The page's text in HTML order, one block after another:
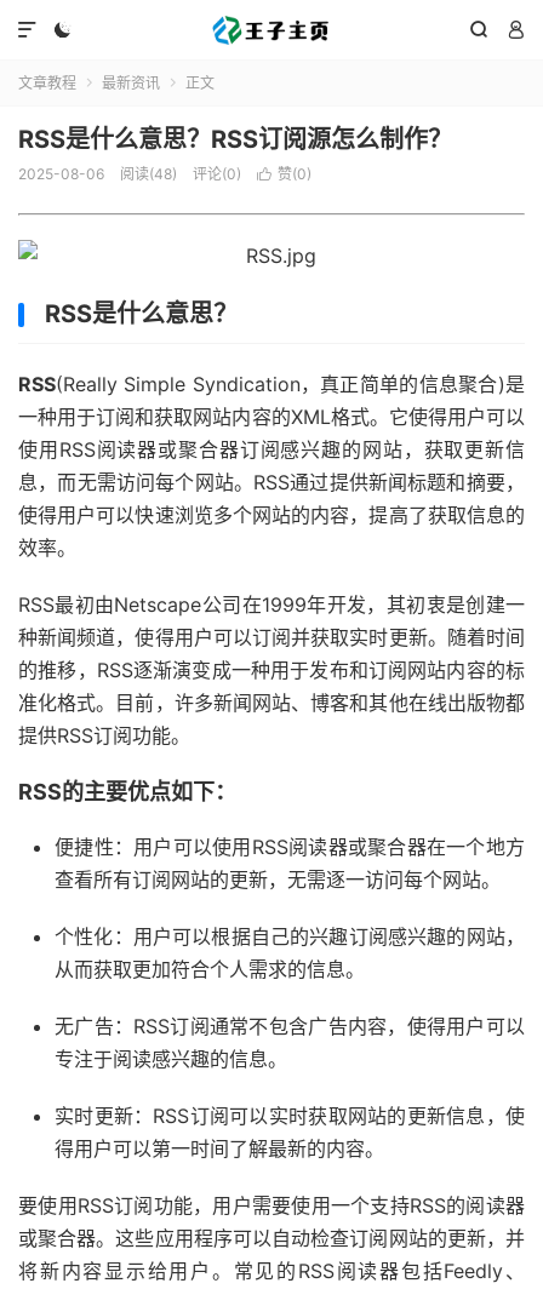
  

文章教程  最新资讯  正文
RSS是什么意思？RSS订阅源怎么制作？
2025-08-06 阅读(48) 评论(0)  赞(0)
RSS是什么意思？
RSS(Really Simple Syndication，真正简单的信息聚合)是
一种用于订阅和获取网站内容的XML格式。它使得用户可以
使用RSS阅读器或聚合器订阅感兴趣的网站，获取更新信
息，而无需访问每个网站。RSS通过提供新闻标题和摘要，
使得用户可以快速浏览多个网站的内容，提高了获取信息的
效率。
RSS最初由Netscape公司在1999年开发，其初衷是创建一
种新闻频道，使得用户可以订阅并获取实时更新。随着时间
的推移，RSS逐渐演变成一种用于发布和订阅网站内容的标
准化格式。目前，许多新闻网站、博客和其他在线出版物都
提供RSS订阅功能。
RSS的主要优点如下：
便捷性：用户可以使用RSS阅读器或聚合器在一个地方
查看所有订阅网站的更新，无需逐一访问每个网站。
个性化：用户可以根据自己的兴趣订阅感兴趣的网站，
从而获取更加符合个人需求的信息。
无广告：RSS订阅通常不包含广告内容，使得用户可以
专注于阅读感兴趣的信息。
实时更新：RSS订阅可以实时获取网站的更新信息，使
得用户可以第一时间了解最新的内容。
要使用RSS订阅功能，用户需要使用一个支持RSS的阅读器
或聚合器。这些应用程序可以自动检查订阅网站的更新，并
将新内容显示给用户。常见的RSS阅读器包括Feedly、